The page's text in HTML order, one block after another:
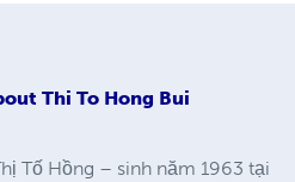
Thi To Hong Bui
Tố Hồng – sinh năm 1963 tại